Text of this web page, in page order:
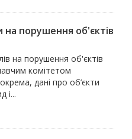
на порушення об'єктів
на порушення об'єктів
комітетом
дані про об’єкти
і...